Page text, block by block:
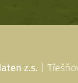
z.s. |